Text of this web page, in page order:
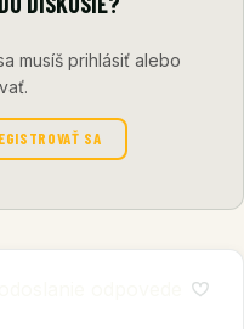
musíš prihlásiť alebo
SA
odpovede